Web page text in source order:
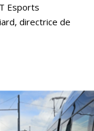
Esports
directrice de